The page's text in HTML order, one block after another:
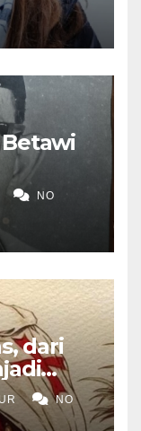
Betawi
NO
dari
NO